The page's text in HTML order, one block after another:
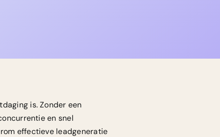
is. Zonder een
en snel
effectieve leadgeneratie